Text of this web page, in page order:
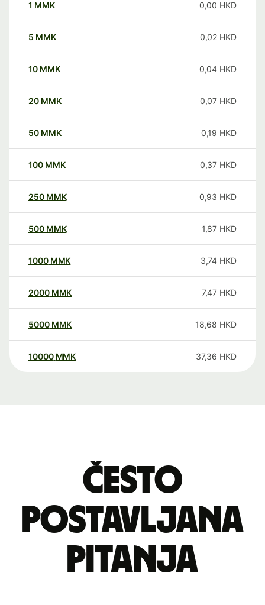
1 MMK 0,00 HKD
5 MMK 0,02 HKD
10 MMK 0,04 HKD
20 MMK 0,07 HKD
50 MMK 0,19 HKD
100 MMK 0,37 HKD
250 MMK 0,93 HKD
500 MMK 1,87 HKD
1000 MMK 3,74 HKD
2000 MMK 7,47 HKD
5000 MMK 18,68 HKD
10000 MMK 37,36 HKD
Često
postavljana
pitanja